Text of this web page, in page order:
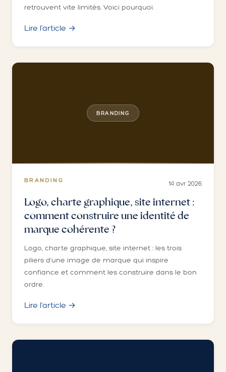
retrouvent vite limités. Voici pourquoi.
Lire l'article →
BRANDING
BRANDING 14 avr 2026
Logo, charte graphique, site internet :
comment construire une identité de
marque cohérente ?
Logo, charte graphique, site internet : les trois
piliers d'une image de marque qui inspire
confiance et comment les construire dans le bon
ordre.
Lire l'article →